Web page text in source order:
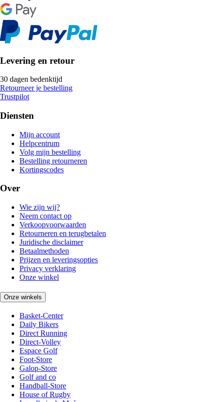
Levering en retour
30 dagen bedenktijd
Retourneer je bestelling
Trustpilot
Diensten
Mijn account
Helpcentrum
Volg mijn bestelling
Bestelling retourneren
Kortingscodes
Over
Wie zijn wij?
Neem contact op
Verkoopvoorwaarden
Retourneren en terugbetalen
Juridische disclaimer
Betaalmethoden
Prijzen en leveringsopties
Privacy verklaring
Onze winkel
Onze winkels
Basket-Center
Daily Bikers
Direct Running
Direct-Volley
Espace Golf
Foot-Store
Galop-Store
Golf and co
Handball-Store
House of Rugby